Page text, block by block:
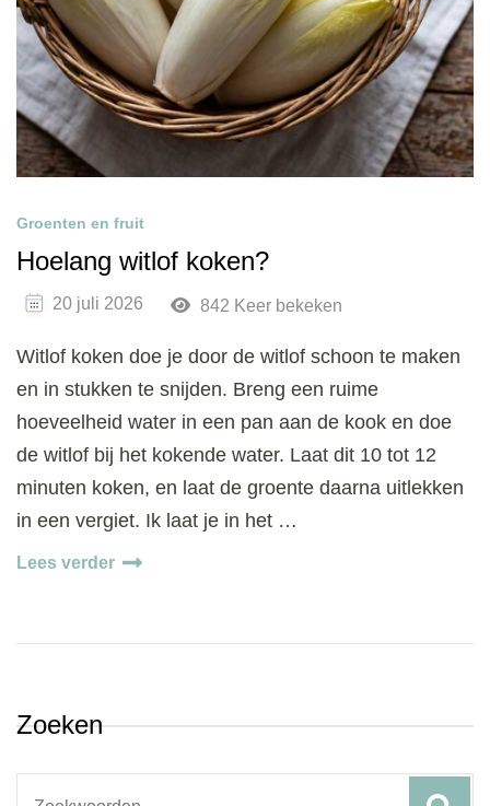
Groenten en fruit
Hoelang witlof koken?
20 juli 2026 842 Keer bekeken
Witlof koken doe je door de witlof schoon te maken
en in stukken te snijden. Breng een ruime
hoeveelheid water in een pan aan de kook en doe
de witlof bij het kokende water. Laat dit 10 tot 12
minuten koken, en laat de groente daarna uitlekken
in een vergiet. Ik laat je in het …
Lees verder
Zoeken